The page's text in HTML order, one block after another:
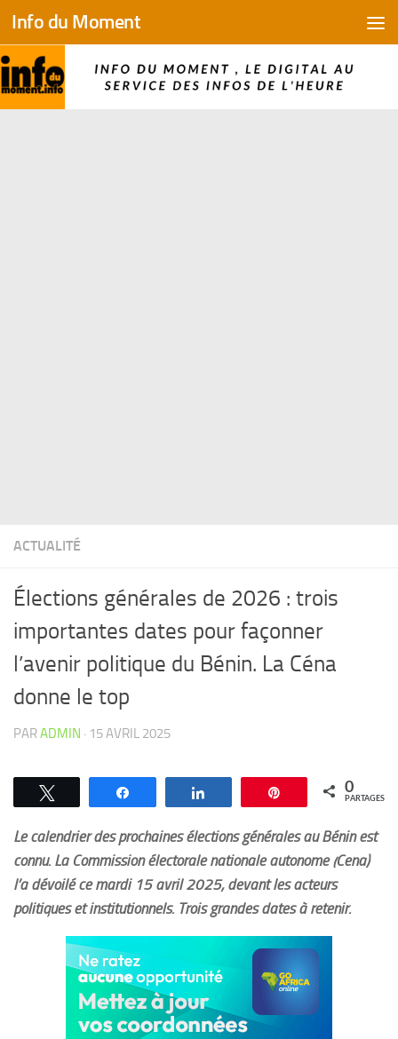
Skip to content
Info du Moment
ACTUALITÉ
Élections générales de 2026 : trois
importantes dates pour façonner
l’avenir politique du Bénin. La Céna
donne le top
PARADMIN · 15 AVRIL 2025
Épingle 0
PARTAGES
Le calendrier des prochaines élections générales au Bénin est
connu. La Commission électorale nationale autonome (Cena)
l’a dévoilé ce mardi 15 avril 2025, devant les acteurs
politiques et institutionnels. Trois grandes dates à retenir.